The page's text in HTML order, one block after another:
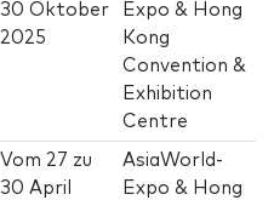
30 Oktober
2025
Expo & Hong
Kong
Convention &
Exhibition
Centre
Vom 27 zu
30 April
AsiaWorld-
Expo & Hong